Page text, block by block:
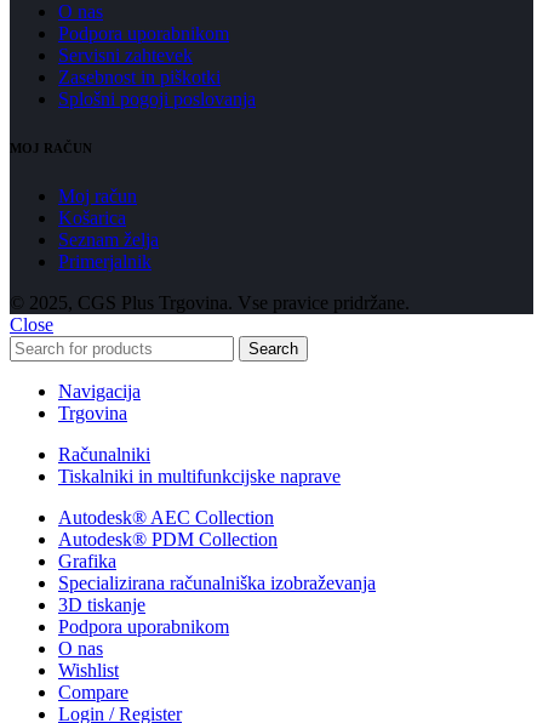
O nas
Podpora uporabnikom
Servisni zahtevek
Zasebnost in piškotki
Splošni pogoji poslovanja
MOJ RAČUN
Moj račun
Košarica
Seznam želja
Primerjalnik
© 2025, CGS Plus Trgovina. Vse pravice pridržane.
Close
Search
Navigacija
Trgovina
Računalniki
Tiskalniki in multifunkcijske naprave
Autodesk® AEC Collection
Autodesk® PDM Collection
Grafika
Specializirana računalniška izobraževanja
3D tiskanje
Podpora uporabnikom
O nas
Wishlist
Compare
Login / Register